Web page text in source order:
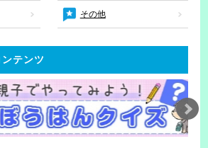
その他
テンツ